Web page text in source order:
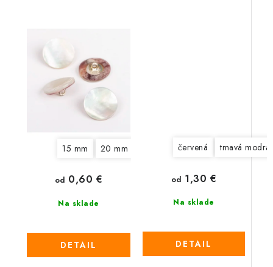
15 mm 20 mm
Na sklade
od 0,60 €
DETAIL
červená tmavá modrá
Na sklade
od 1,30 €
DETAIL